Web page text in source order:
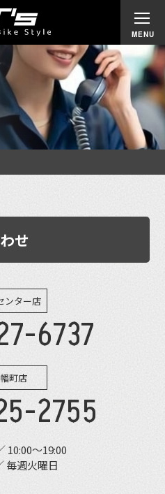
せ
ンター店
6737
町店
2755
10:00〜19:00
毎週火曜日